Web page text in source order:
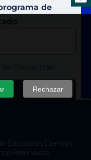
Rechazar
de
Privacidad
Educación, Ciencia y
Reservados